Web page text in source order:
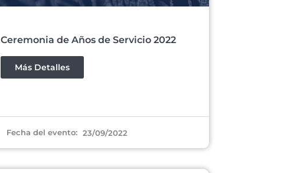
Ceremonia de Años de Servicio 2022
Más Detalles
Fecha del evento: 23/09/2022